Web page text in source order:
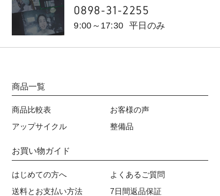
0898-31-2255
9:00～17:30 平日のみ
商品一覧
商品比較表 お客様の声
アップサイクル 整備品
お買い物ガイド
はじめての方へ よくあるご質問
送料とお支払い方法 7日間返品保証